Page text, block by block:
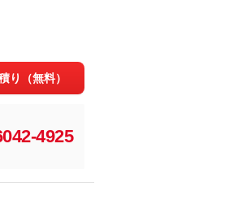
り（無料）
4925